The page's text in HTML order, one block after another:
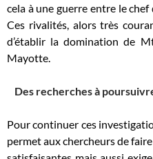
cela à une guerre entre le
Ces rivalités, alors très
d’établir la domination de
Mayotte.
Des recherches à
Pour continuer ces
permet aux chercheurs de